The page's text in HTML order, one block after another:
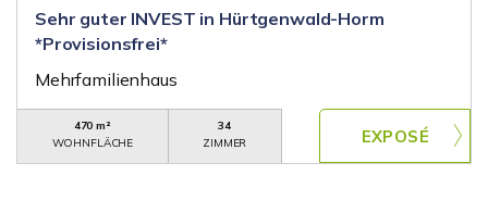
Sehr guter INVEST in Hürtgenwald-Horm
*Provisionsfrei*
Mehrfamilienhaus
470 m²
WOHNFLÄCHE
34
ZIMMER